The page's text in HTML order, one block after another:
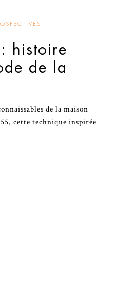
histoire
de la
de la maison
cette technique inspirée